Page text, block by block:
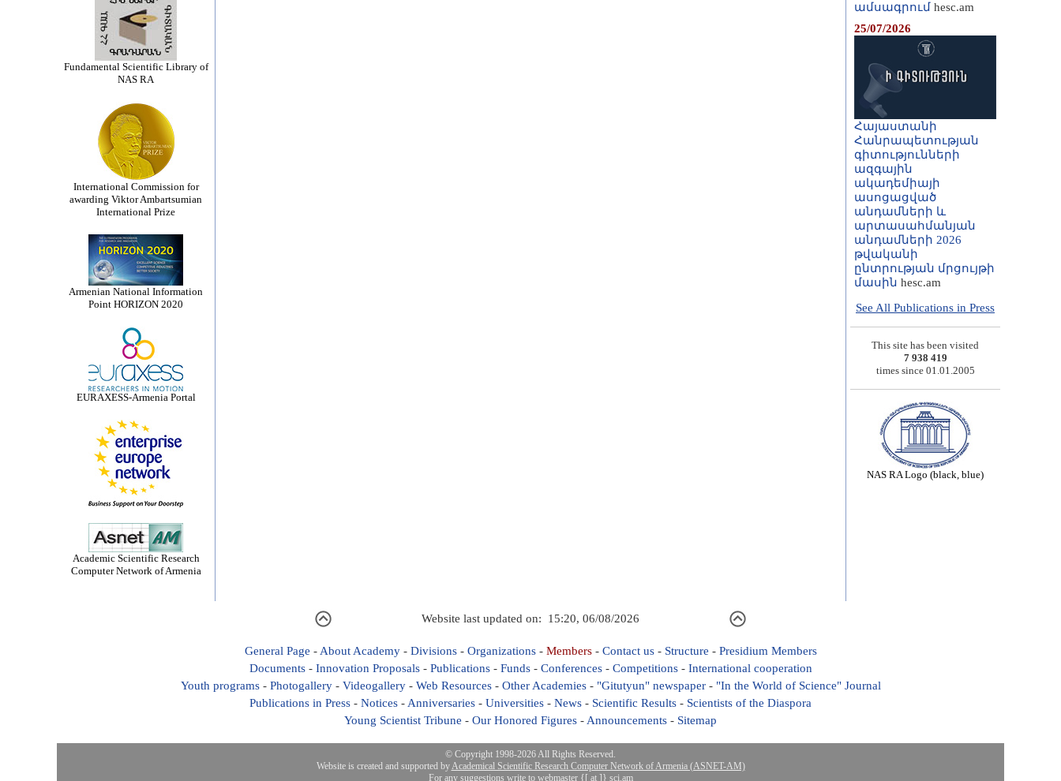
Fundamental Scientific Library of
NAS RA
International Commission for
awarding Viktor Ambartsumian
International Prize
Armenian National Information
Point HORIZON 2020
EURAXESS-Armenia Portal
Academic Scientific Research
Computer Network of Armenia
ամսագրում hesc.am
25/07/2026
Հայաստանի
Հանրապետության
գիտությունների
ազգային
ակադեմիայի
ասոցացված
անդամների և
արտասահմանյան
անդամների 2026
թվականի
ընտրության մրցույթի
մասին hesc.am
See All Publications in Press
This site has been visited
7 938 419
times since 01.01.2005
NAS RA Logo (black, blue)
Website last updated on: 15:20, 06/08/2026
General Page - About Academy- Divisions- Organizations- Members- Contact us- Structure - Presidium Members
Documents- Innovation Proposals- Publications- Funds- Conferences- Competitions- International cooperation
Youth programs- Photogallery- Videogallery- Web Resources- Other Academies- "Gitutyun" newspaper- "In the World of Science" Journal
Publications in Press - Notices - Anniversaries - Universities - News - Scientific Results - Scientists of the Diaspora
Young Scientist Tribune - Our Honored Figures - Announcements - Sitemap
© Copyright 1998-2026 All Rights Reserved.
Website is created and supported byAcademical Scientific Research Computer Network of Armenia (ASNET-AM)
For any suggestions write to webmaster {[ at ]} sci.am